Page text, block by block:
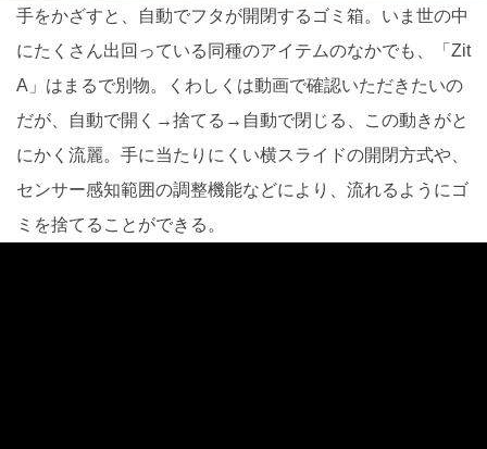
手をかざすと、自動でフタが開閉するゴミ箱。いま世の中
にたくさん出回っている同種のアイテムのなかでも、「Zit
A」はまるで別物。くわしくは動画で確認いただきたいの
だが、自動で開く→捨てる→自動で閉じる、この動きがと
にかく流麗。手に当たりにくい横スライドの開閉方式や、
センサー感知範囲の調整機能などにより、流れるようにゴ
ミを捨てることができる。